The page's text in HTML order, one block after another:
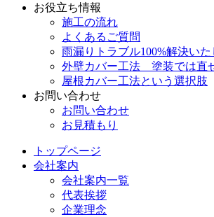
お役立ち情報
施工の流れ
よくあるご質問
雨漏りトラブル100%解決いた
外壁カバー工法 塗装では直
屋根カバー工法という選択肢
お問い合わせ
お問い合わせ
お見積もり
トップページ
会社案内
会社案内一覧
代表挨拶
企業理念